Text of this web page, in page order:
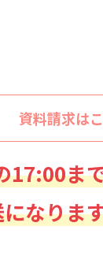
資料請求は
17:00ま
なりま